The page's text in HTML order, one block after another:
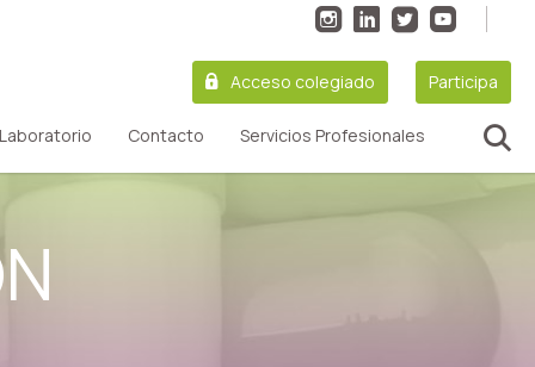
Acceso colegiado Participa
Laboratorio Contacto Servicios Profesionales